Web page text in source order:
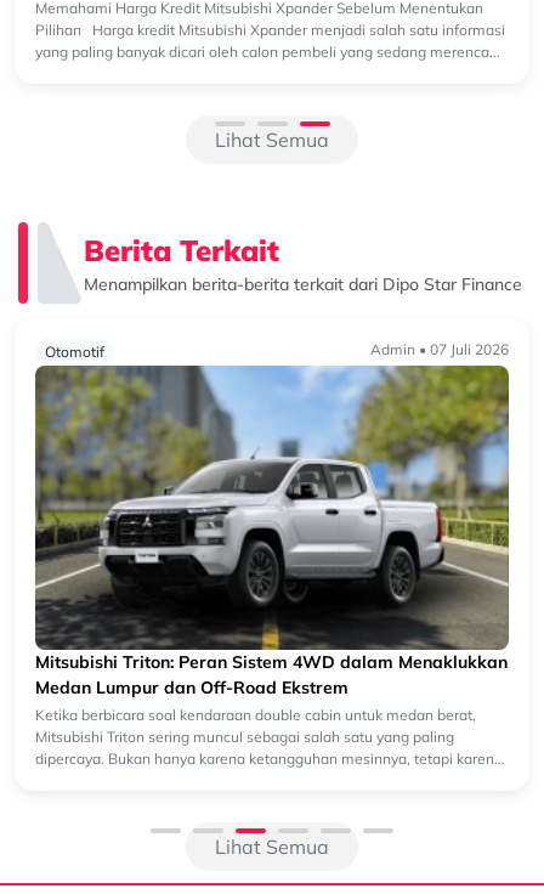
Memahami Harga Kredit Mitsubishi Xpander Sebelum Menentukan
Pilihan Harga kredit Mitsubishi Xpander menjadi salah satu informasi
yang paling banyak dicari oleh calon pembeli yang sedang merenca...
Lihat Semua
Berita Terkait
Menampilkan berita-berita terkait dari Dipo Star Finance
Otomotif Admin • 07 Juli 2026
Mitsubishi Triton: Peran Sistem 4WD dalam Menaklukkan
Medan Lumpur dan Off-Road Ekstrem
Ketika berbicara soal kendaraan double cabin untuk medan berat,
Mitsubishi Triton sering muncul sebagai salah satu yang paling
dipercaya. Bukan hanya karena ketangguhan mesinnya, tetapi karena
Lihat Semua